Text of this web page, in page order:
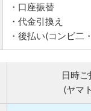
・口座振替
・代金引換え
・後払い(コンビ二
日時
(ヤマ